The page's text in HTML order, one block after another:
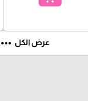
عرض الكل more_horiz